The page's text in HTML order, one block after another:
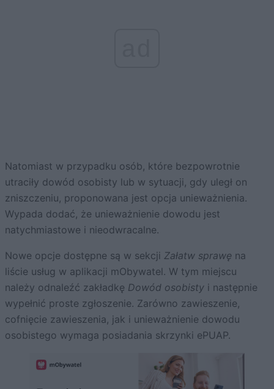
Natomiast w przypadku osób, które bezpowrotnie
utraciły dowód osobisty lub w sytuacji, gdy uległ on
zniszczeniu, proponowana jest opcja unieważnienia.
Wypada dodać, że unieważnienie dowodu jest
natychmiastowe i nieodwracalne.
Nowe opcje dostępne są w sekcji Załatw sprawę na
liście usług w aplikacji mObywatel. W tym miejscu
należy odnaleźć zakładkę Dowód osobisty i następnie
wypełnić proste zgłoszenie. Zarówno zawieszenie,
cofnięcie zawieszenia, jak i unieważnienie dowodu
osobistego wymaga posiadania skrzynki ePUAP.